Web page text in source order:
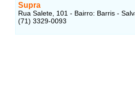
Supra
Rua Salete, 101 - Bairro: Barris -
(71) 3329-0093